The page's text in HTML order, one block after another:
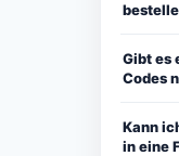
Gibt es
Codes
Kann
in eine